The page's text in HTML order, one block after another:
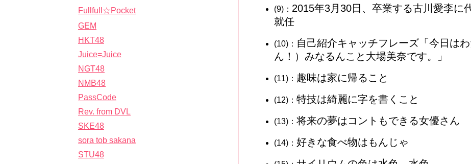
(9)： 2015年3月30日、卒業する古川愛李
就任
(10)： 自己紹介キャッチフレーズ「今日は
ん！）みなるんこと大場美奈です。」
(11)： 趣味は家に帰ること
(12)： 特技は綺麗に字を書くこと
(13)： 将来の夢はコントもできる女優さん
(14)： 好きな食べ物はもんじゃ
Fullfull☆Pocket
GEM
HKT48
Juice=Juice
NGT48
NMB48
PassCode
Rev. from DVL
SKE48
sora tob sakana
STU48